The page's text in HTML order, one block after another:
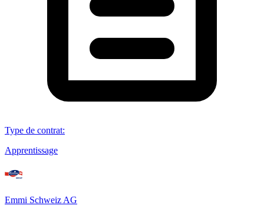
Type de contrat:
Apprentissage
Emmi Schweiz AG